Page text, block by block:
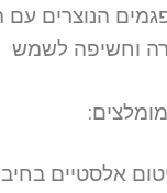
הנוצרים עם
וחשיפה לשמש
אלסטיים